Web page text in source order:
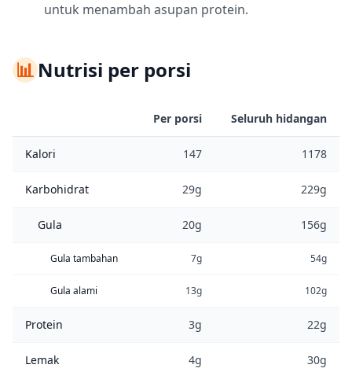
untuk menambah asupan protein.
📊Nutrisi per porsi
Per porsi Seluruh hidangan
Kalori 147 1178
Karbohidrat 29g 229g
Gula 20g 156g
Gula tambahan 7g 54g
Gula alami 13g 102g
Protein 3g 22g
Lemak 4g 30g